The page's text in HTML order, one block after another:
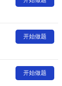
开始做题
开始做题